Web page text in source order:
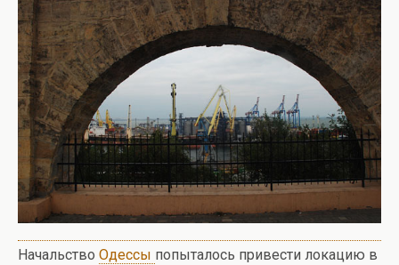
Начальство Одессы попыталось привести локацию в